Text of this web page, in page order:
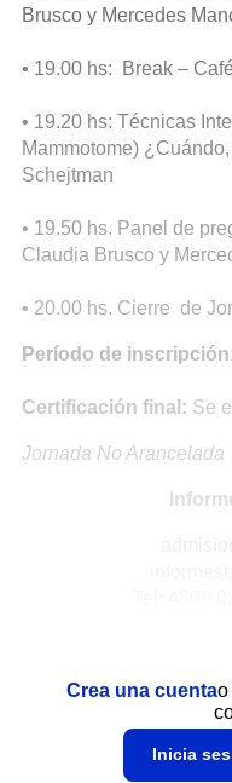
Brusco y Mercedes
• 19.00 hs: Break – Café
• 19.20 hs: Técnicas
Mammotome)
Schejtman
• 19.50 hs. Panel de
Claudia Brusco y
• 20.00 hs. Cierre de
Período de
Certificación final: Se
Jornada No Arancelada
Crea una cuentao
Inicia